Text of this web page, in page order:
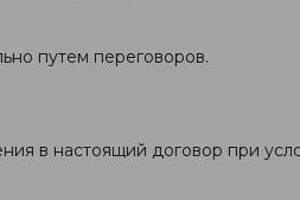
путем переговоров.
в настоящий договор при